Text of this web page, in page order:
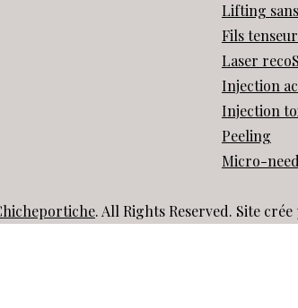
Lifting
Fils
Laser
Injection
Injection
Peeling
Micro-
. All Rights Reserved. Site